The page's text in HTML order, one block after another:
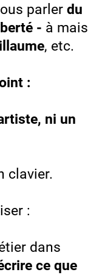
parler du
- à mais
, etc.
:
ni un
clavier.
:
dans
ce que